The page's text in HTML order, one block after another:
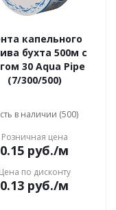
капельного
бухта 500м с
30 Aqua Pipe
(7/300/500)
в наличии (500)
Розничная цена
0.15 руб./м
Цена по дисконту
0.13 руб./м